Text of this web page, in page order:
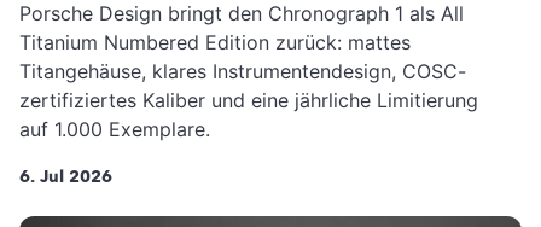
Porsche Design bringt den Chronograph 1 als All
Titanium Numbered Edition zurück: mattes
Titangehäuse, klares Instrumentendesign, COSC-
zertifiziertes Kaliber und eine jährliche Limitierung
auf 1.000 Exemplare.
6. Jul 2026